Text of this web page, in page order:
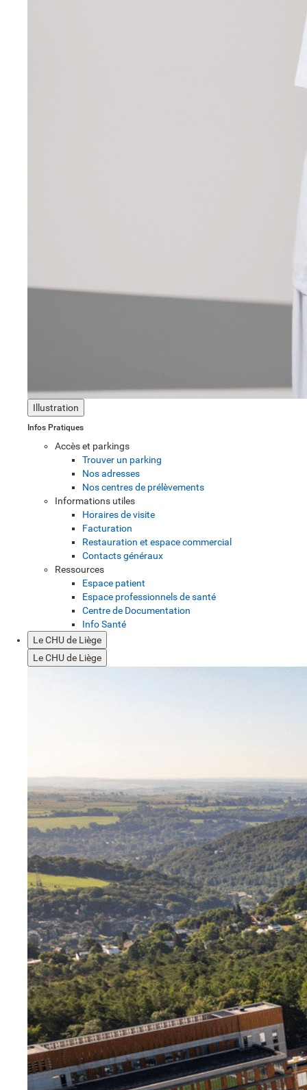
Illustration
Infos Pratiques
Accès et parkings
Trouver un parking
Nos adresses
Nos centres de prélèvements
Informations utiles
Horaires de visite
Facturation
Restauration et espace commercial
Contacts généraux
Ressources
Espace patient
Espace professionnels de santé
Centre de Documentation
Info Santé
Le CHU de Liège
Le CHU de Liège